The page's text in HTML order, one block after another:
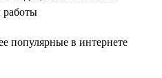
работы
популярные в интернете